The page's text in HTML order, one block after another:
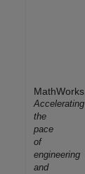
MathWorks
Accelerating
the
pace
of
engineering
and